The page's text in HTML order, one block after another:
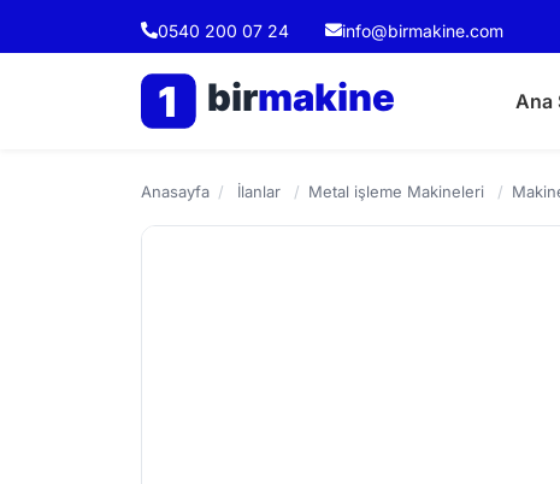
0540 200 07 24 info@birmakine.com
1 birmakine Ana
Anasayfa / İlanlar / Metal işleme Makineleri /